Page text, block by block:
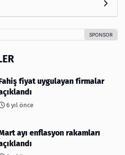
fiyat uygulayan firmalar
6 yıl önce
ayı enflasyon rakamları